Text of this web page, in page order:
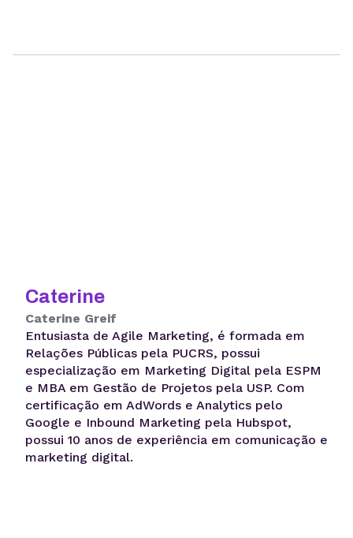
Caterine
Caterine Greif
Entusiasta de Agile Marketing, é formada em
Relações Públicas pela PUCRS, possui
especialização em Marketing Digital pela ESPM
e MBA em Gestão de Projetos pela USP. Com
certificação em AdWords e Analytics pelo
Google e Inbound Marketing pela Hubspot,
possui 10 anos de experiência em comunicação e
marketing digital.